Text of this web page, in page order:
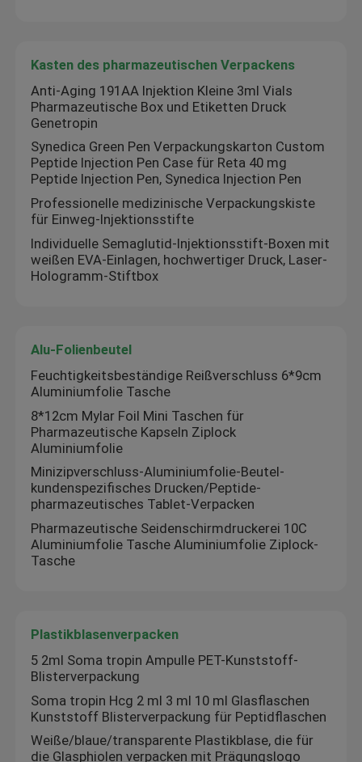
kleine Glasphiolen
Leichter Schlag weg von der Kappe
Kasten des pharmazeutischen Verpackens
Plastikblasenverpacken
Kundenspezifische Kosmetik-Aufkleber
Pharmazeutische Glasampullen
Tablettenfläschchenaufkleber
Kundenspezifisches Broschüren-Drucken
Papiertüte einkaufen
Kasten des pharmazeutischen Verpackens
Anti-Aging 191AA Injektion Kleine 3ml Vials
Pharmazeutische Box und Etiketten Druck
Genetropin
Synedica Green Pen Verpackungskarton Custom
Peptide Injection Pen Case für Reta 40 mg
Peptide Injection Pen, Synedica Injection Pen
Professionelle medizinische Verpackungskiste
für Einweg-Injektionsstifte
Individuelle Semaglutid-Injektionsstift-Boxen mit
weißen EVA-Einlagen, hochwertiger Druck, Laser-
Hologramm-Stiftbox
Alu-Folienbeutel
Feuchtigkeitsbeständige Reißverschluss 6*9cm
Aluminiumfolie Tasche
8*12cm Mylar Foil Mini Taschen für
Pharmazeutische Kapseln Ziplock
Aluminiumfolie
Minizipverschluss-Aluminiumfolie-Beutel-
kundenspezifisches Drucken/Peptide-
pharmazeutisches Tablet-Verpacken
Pharmazeutische Seidenschirmdruckerei 10C
Aluminiumfolie Tasche Aluminiumfolie Ziplock-
Tasche
Plastikblasenverpacken
5 2ml Soma tropin Ampulle PET-Kunststoff-
Blisterverpackung
Soma tropin Hcg 2 ml 3 ml 10 ml Glasflaschen
Kunststoff Blisterverpackung für Peptidflaschen
Weiße/blaue/transparente Plastikblase, die für
die Glasphiolen verpacken mit Prägungslogo